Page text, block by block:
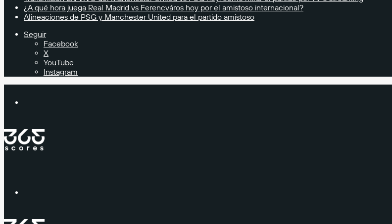
¿A qué hora juega Real Madrid vs Ferencváros hoy por el amistoso internacional?
Alineaciones de PSG y Manchester United para el partido amistoso
Seguir
Facebook
X
YouTube
Instagram